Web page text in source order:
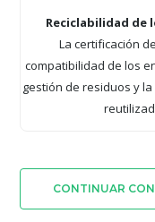
Reciclabilidad de
La certificación
compatibilidad de los
gestión de residuos y
CONTINUAR